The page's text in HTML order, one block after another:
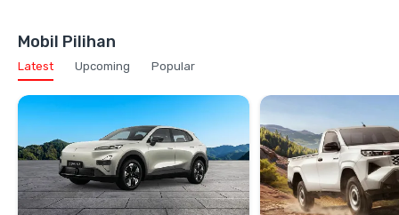
Mobil Pilihan
Latest Upcoming Popular